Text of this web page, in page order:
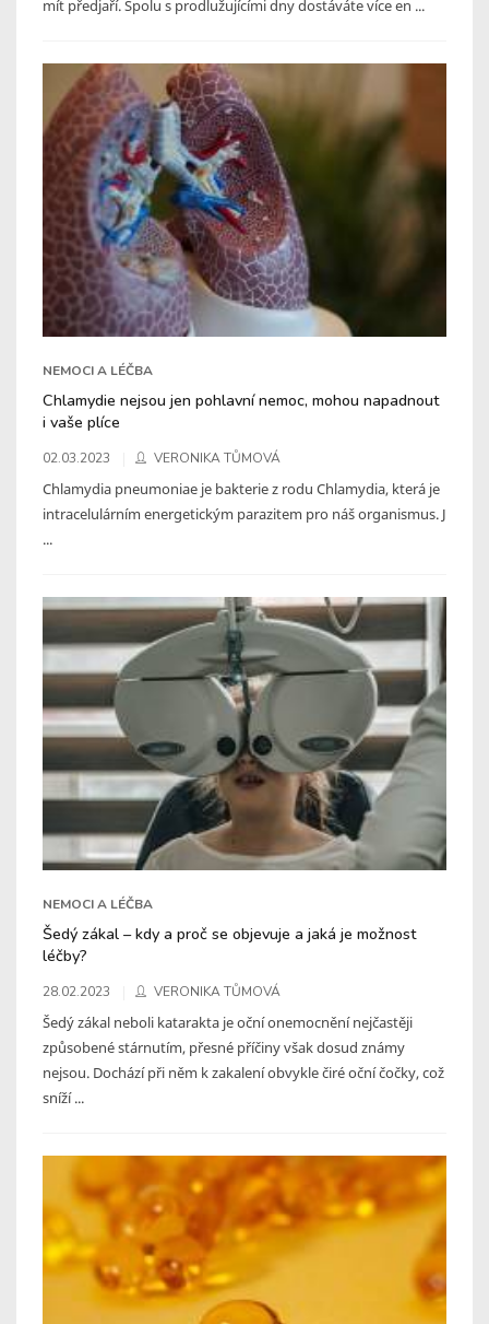
mít předjaří. Spolu s prodlužujícími dny dostáváte více en ...
NEMOCI A LÉČBA
Chlamydie nejsou jen pohlavní nemoc, mohou napadnout
i vaše plíce
02.03.2023 VERONIKA TŮMOVÁ
Chlamydia pneumoniae je bakterie z rodu Chlamydia, která je
intracelulárním energetickým parazitem pro náš organismus. J
...
NEMOCI A LÉČBA
Šedý zákal – kdy a proč se objevuje a jaká je možnost
léčby?
28.02.2023 VERONIKA TŮMOVÁ
Šedý zákal neboli katarakta je oční onemocnění nejčastěji
způsobené stárnutím, přesné příčiny však dosud známy
nejsou. Dochází při něm k zakalení obvykle čiré oční čočky, což
sníží ...